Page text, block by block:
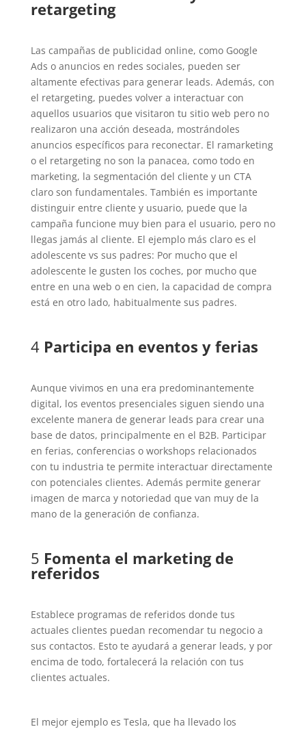
retargeting
Las campañas de publicidad online, como Google
Ads o anuncios en redes sociales, pueden ser
altamente efectivas para generar leads. Además, con
el retargeting, puedes volver a interactuar con
aquellos usuarios que visitaron tu sitio web pero no
realizaron una acción deseada, mostrándoles
anuncios específicos para reconectar. El ramarketing
o el retargeting no son la panacea, como todo en
marketing, la segmentación del cliente y un CTA
claro son fundamentales. También es importante
distinguir entre cliente y usuario, puede que la
campaña funcione muy bien para el usuario, pero no
llegas jamás al cliente. El ejemplo más claro es el
adolescente vs sus padres: Por mucho que el
adolescente le gusten los coches, por mucho que
entre en una web o en cien, la capacidad de compra
está en otro lado, habitualmente sus padres.
4 Participa en eventos y ferias
Aunque vivimos en una era predominantemente
digital, los eventos presenciales siguen siendo una
excelente manera de generar leads para crear una
base de datos, principalmente en el B2B. Participar
en ferias, conferencias o workshops relacionados
con tu industria te permite interactuar directamente
con potenciales clientes. Además permite generar
imagen de marca y notoriedad que van muy de la
mano de la generación de confianza.
5 Fomenta el marketing de
referidos
Establece programas de referidos donde tus
actuales clientes puedan recomendar tu negocio a
sus contactos. Esto te ayudará a generar leads, y por
encima de todo, fortalecerá la relación con tus
clientes actuales.
El mejor ejemplo es Tesla, que ha llevado los